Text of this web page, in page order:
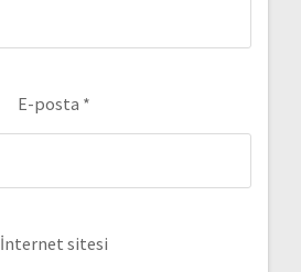
E-posta *
İnternet sitesi